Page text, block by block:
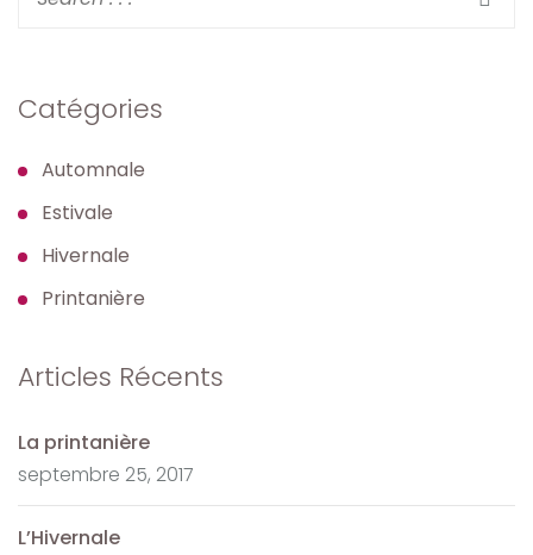
Catégories
Automnale
Estivale
Hivernale
Printanière
Articles Récents
La printanière
septembre 25, 2017
L’Hivernale